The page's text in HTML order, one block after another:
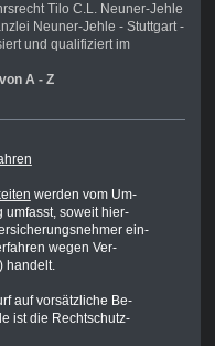
Tilo C.L. Neuner-Jehle
Neuner-Jehle - Stuttgart -
und qualifiziert im
A - Z
werden vom Um-
umfasst, soweit hier-
ein-
wegen Ver-
handelt.
auf vorsätzliche Be-
ist die Rechtschutz-